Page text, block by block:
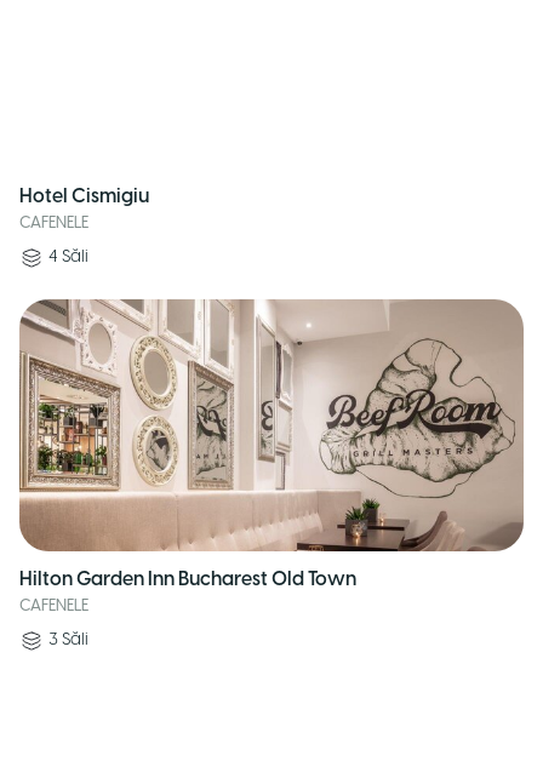
Hotel Cismigiu
CAFENELE
4 Săli
Hilton Garden Inn Bucharest Old Town
CAFENELE
3 Săli